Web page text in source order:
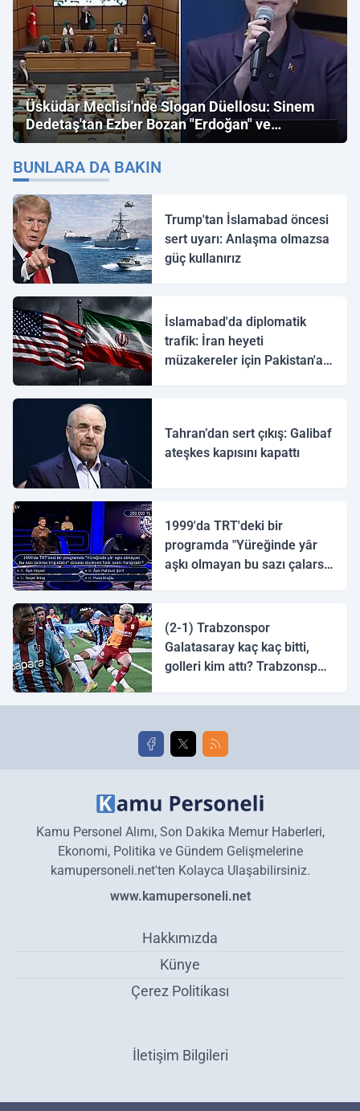
Üsküdar Meclisi'nde Slogan Düellosu: Sinem
Dedetaş'tan Ezber Bozan "Erdoğan" ve
"İmamoğlu" Çıkışı!
BUNLARA DA BAKIN
Trump'tan İslamabad öncesi
sert uyarı: Anlaşma olmazsa
güç kullanırız
İslamabad'da diplomatik
trafik: İran heyeti
müzakereler için Pakistan'a
Tahran’dan sert çıkış: Galibaf
ateşkes kapısını kapattı
1999'da TRT'deki bir
programda "Yüreğinde yâr
aşkı olmayan bu sazı çalarsa
(2-1) Trabzonspor
Galatasaray kaç kaç bitti,
golleri kim attı? Trabzonspor
golleri!
Kamu Personel Alımı, Son Dakika Memur Haberleri,
Ekonomi, Politika ve Gündem Gelişmelerine
kamupersoneli.net'ten Kolayca Ulaşabilirsiniz.
www.kamupersoneli.net
Hakkımızda
Künye
Çerez Politikası
İletişim Bilgileri